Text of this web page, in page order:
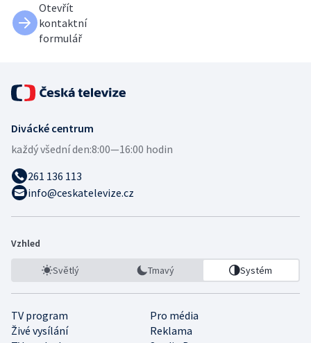
Otevřít
kontaktní
formulář
Divácké centrum
každý všední den:8:00—16:00 hodin
261 136 113
info@ceskatelevize.cz
Vzhled
Světlý Tmavý Systém
TV program
Pro média
Živé vysílání
Reklama